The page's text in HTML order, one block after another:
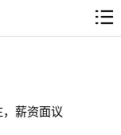
薪资面议